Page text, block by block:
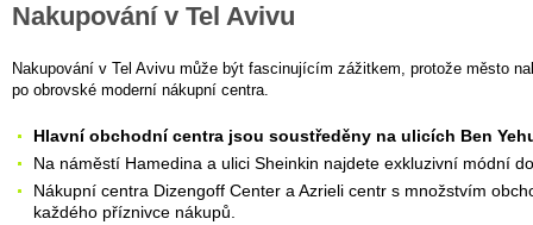
Nakupování v Tel Avivu
Nakupování v Tel Avivu může být fascinujícím zážitkem, protože město
po obrovské moderní nákupní centra.
Hlavní obchodní centra jsou soustředěny na ulicích Ben
Na náměstí Hamedina a ulici Sheinkin najdete exkluzivní módní
Nákupní centra Dizengoff Center a Azrieli centr s množstvím
každého příznivce nákupů.